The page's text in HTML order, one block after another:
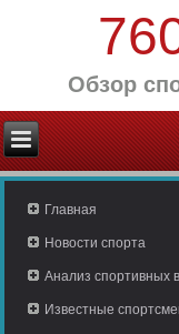
Обзор
Главная
Новости спорта
Анализ спортивных
Известные